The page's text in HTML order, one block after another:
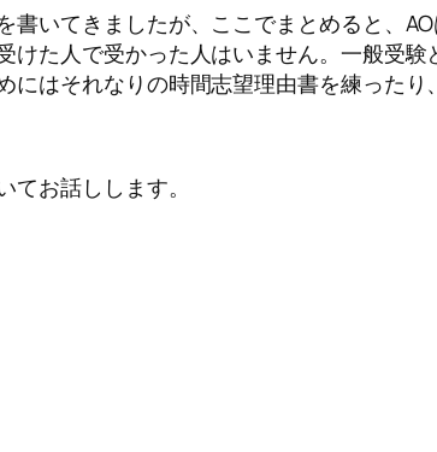
いてきましたが、ここでまとめると、
た人で受かった人はいません。一般受
はそれなりの時間志望理由書を練ったり
お話しします。